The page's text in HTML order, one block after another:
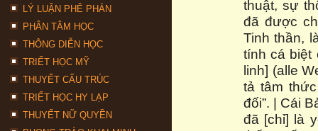
LÝ LUẬN PHÊ PHÁN
PHÂN TÂM HỌC
THÔNG DIỄN HỌC
TRIẾT HỌC MỸ
THUYẾT CẤU TRÚC
TRIẾT HỌC HY LẠP
THUYẾT NỮ QUYỀN
thuật, sự
đã được
Tinh thần,
tính cá biệt
linh] (alle
tả tâm
đối”. | Cái
đã [chỉ] là